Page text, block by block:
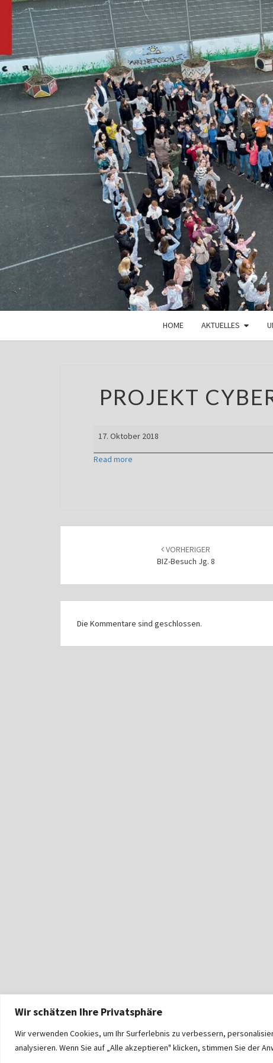
Wir schätzen Ihre Privatsphäre
Wir verwenden Cookies, um Ihr Surferlebnis zu verbessern,
analysieren. Wenn Sie auf „Alle akzeptieren" klicken, stimmen Sie der
HOME AKTUELLES
PROJEKT
Projekt
Cybermobbing
Jg.
17. Oktober 2018
Read more
VORHERIGER
BIZ-Besuch Jg. 8
Die Kommentare sind geschlossen.